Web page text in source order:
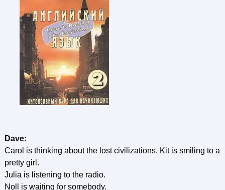
Dave:
Carol is thinking about the lost civilizations. Kit is smiling to a
pretty girl.
Julia is listening to the radio.
Noll is waiting for somebody.